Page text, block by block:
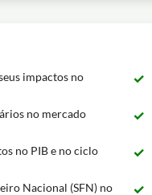
impactos no
no mercado
no PIB e no ciclo
Nacional (SFN) no